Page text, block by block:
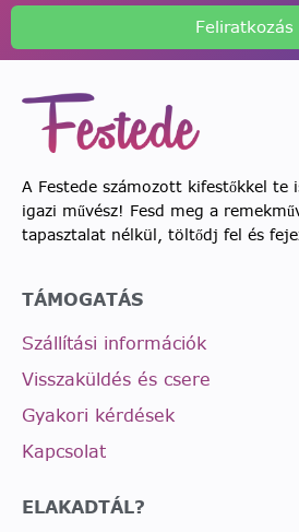
Feliratkozás
A Festede számozott kifestőkkel te
igazi művész! Fesd meg a
tapasztalat nélkül, töltődj fel és
TÁMOGATÁS
Szállítási információk
Visszaküldés és csere
Gyakori kérdések
Kapcsolat
ELAKADTÁL?